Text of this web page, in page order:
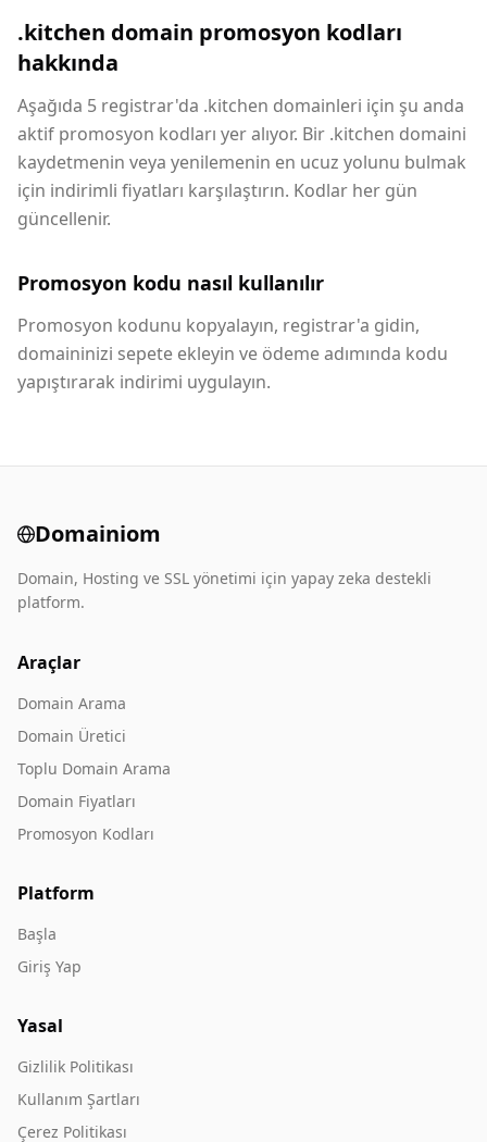
.kitchen domain promosyon kodları
hakkında
Aşağıda 5 registrar'da .kitchen domainleri için şu anda
aktif promosyon kodları yer alıyor. Bir .kitchen domaini
kaydetmenin veya yenilemenin en ucuz yolunu bulmak
için indirimli fiyatları karşılaştırın. Kodlar her gün
güncellenir.
Promosyon kodu nasıl kullanılır
Promosyon kodunu kopyalayın, registrar'a gidin,
domaininizi sepete ekleyin ve ödeme adımında kodu
yapıştırarak indirimi uygulayın.
Domainiom
Domain, Hosting ve SSL yönetimi için yapay zeka destekli
platform.
Araçlar
Domain Arama
Domain Üretici
Toplu Domain Arama
Domain Fiyatları
Promosyon Kodları
Platform
Başla
Giriş Yap
Yasal
Gizlilik Politikası
Kullanım Şartları
Çerez Politikası